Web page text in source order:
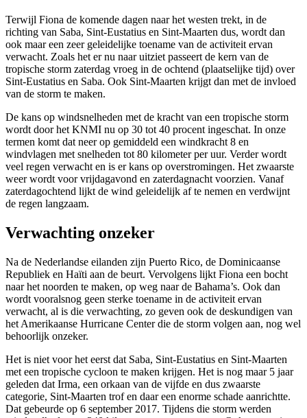
Terwijl Fiona de komende dagen naar het westen trekt, in de
richting van Saba, Sint-Eustatius en Sint-Maarten dus, wordt dan
ook maar een zeer geleidelijke toename van de activiteit ervan
verwacht. Zoals het er nu naar uitziet passeert de kern van de
tropische storm zaterdag vroeg in de ochtend (plaatselijke tijd) over
Sint-Eustatius en Saba. Ook Sint-Maarten krijgt dan met de invloed
van de storm te maken.
De kans op windsnelheden met de kracht van een tropische storm
wordt door het KNMI nu op 30 tot 40 procent ingeschat. In onze
termen komt dat neer op gemiddeld een windkracht 8 en
windvlagen met snelheden tot 80 kilometer per uur. Verder wordt
veel regen verwacht en is er kans op overstromingen. Het zwaarste
weer wordt voor vrijdagavond en zaterdagnacht voorzien. Vanaf
zaterdagochtend lijkt de wind geleidelijk af te nemen en verdwijnt
de regen langzaam.
Verwachting onzeker
Na de Nederlandse eilanden zijn Puerto Rico, de Dominicaanse
Republiek en Haïti aan de beurt. Vervolgens lijkt Fiona een bocht
naar het noorden te maken, op weg naar de Bahama’s. Ook dan
wordt vooralsnog geen sterke toename in de activiteit ervan
verwacht, al is die verwachting, zo geven ook de deskundigen van
het Amerikaanse Hurricane Center die de storm volgen aan, nog wel
behoorlijk onzeker.
Het is niet voor het eerst dat Saba, Sint-Eustatius en Sint-Maarten
met een tropische cycloon te maken krijgen. Het is nog maar 5 jaar
geleden dat Irma, een orkaan van de vijfde en dus zwaarste
categorie, Sint-Maarten trof en daar een enorme schade aanrichtte.
Dat gebeurde op 6 september 2017. Tijdens die storm werden